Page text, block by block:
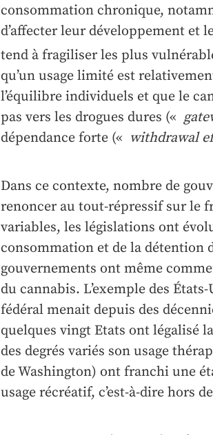
consommation chronique,
d’affecter leur développement et
tend à fragiliser les plus
qu’un usage limité est
l’équilibre individuels et que le
pas vers les drogues dures («
dépendance forte (« withdrawal
Dans ce contexte, nombre de
renoncer au tout-répressif sur le
variables, les législations ont
consommation et de la détention
gouvernements ont même
du cannabis. L’exemple des
fédéral menait depuis des
quelques vingt Etats ont légalisé
des degrés variés son usage
de Washington) ont franchi une
usage récréatif, c’est-à-dire hors